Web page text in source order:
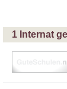
1 Internat